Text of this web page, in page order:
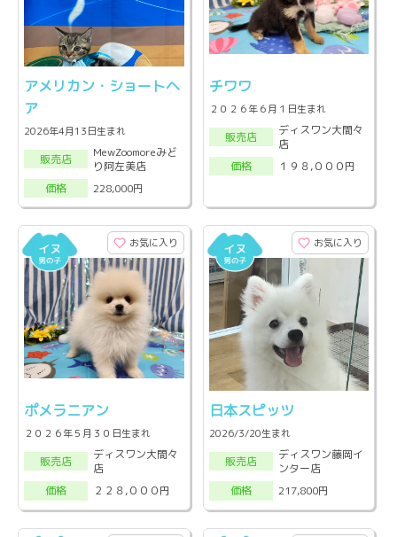
アメリカン・ショートヘ
ア
2026年4月13日生まれ
販売店
MewZoomoreみど
り阿左美店
価格
228,000円
チワワ
２０２６年６月１日生まれ
販売店
ディスワン大間々
店
価格
１９８,０００円
お気に入り
ポメラニアン
２０２６年５月３０日生まれ
販売店
ディスワン大間々
店
価格
２２８,０００円
お気に入り
日本スピッツ
2026/3/20生まれ
販売店
ディスワン藤岡イ
ンター店
価格
217,800円